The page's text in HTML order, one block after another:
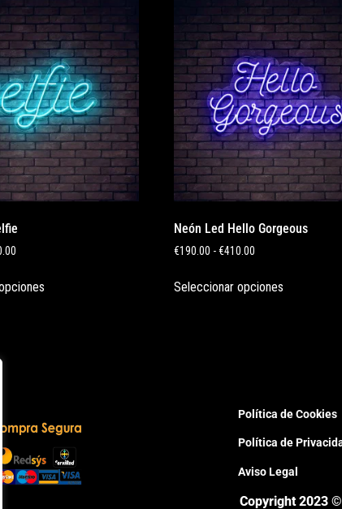
Neón Led Hello Gorgeous
€190.00 - €410.00
Seleccionar opciones
Política de Cookies
Política de
Aviso Legal
Copyright 2023